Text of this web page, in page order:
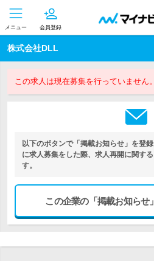
メニュー 会員登録
株式会社DLL
この求人は現在募集を行っていません。
以下のボタンで「掲載お知らせ」を登
に求人募集をした際、求人再開に関す
す。
この企業の「掲載お知らせ